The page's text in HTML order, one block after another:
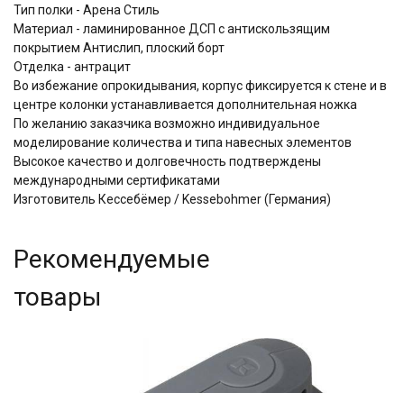
Тип полки - Арена Стиль
Материал - ламинированное ДСП с антискользящим
покрытием Aнтислип, плоский борт
Отделка - антрацит
Во избежание опрокидывания, корпус фиксируется к стене и в
центре колонки устанавливается дополнительная ножка
По желанию заказчика возможно индивидуальное
моделирование количества и типа навесных элементов
Высокое качество и долговечность подтверждены
международными сертификатами
Изготовитель Кессебёмер / Kessebohmer (Германия)
Рекомендуемые
товары